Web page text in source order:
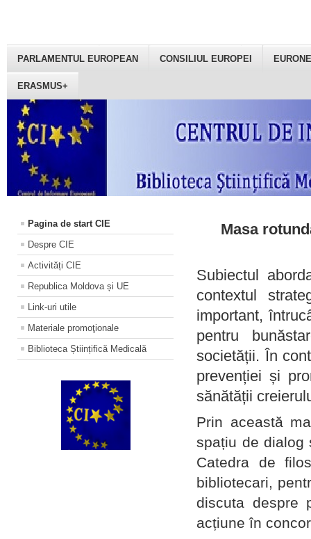
PARLAMENTUL EUROPEAN CONSILIUL EUROPEI
ERASMUS+
Pagina de start CIE
Despre CIE
Activități CIE
Republica Moldova și UE
Link-uri utile
Materiale promoţionale
Biblioteca Științifică Medicală
Masa
Subiectul
contextul
important,
pentru
societății. În
prevenției și
sănătății
Prin această
spațiu de dialog
Catedra de
bibliotecari,
discuta despre
acțiune în